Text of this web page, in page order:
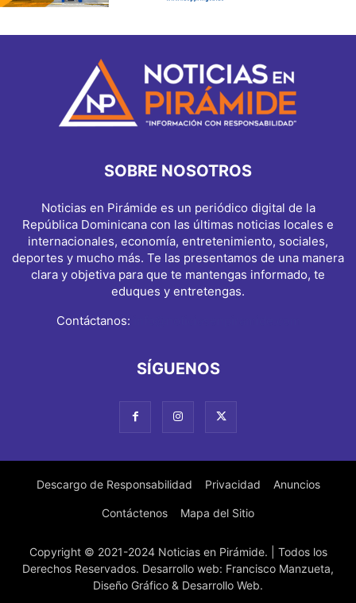
SOBRE NOSOTROS
Noticias en Pirámide es un periódico digital de la
República Dominicana con las últimas noticias locales e
internacionales, economía, entretenimiento, sociales,
deportes y mucho más. Te las presentamos de una manera
clara y objetiva para que te mantengas informado, te
eduques y entretengas.
Contáctanos:
SÍGUENOS
Descargo de Responsabilidad Privacidad Anuncios
Contáctenos Mapa del Sitio
Copyright © 2021-2024 Noticias en Pirámide. | Todos los
Derechos Reservados. Desarrollo web: Francisco Manzueta,
Diseño Gráfico & Desarrollo Web.